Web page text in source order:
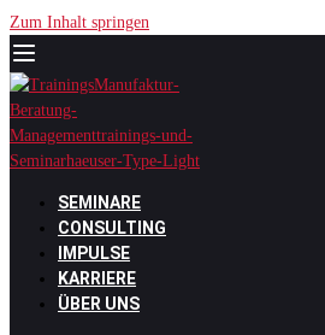
Zum Inhalt springen
SEMINARE
CONSULTING
IMPULSE
KARRIERE
ÜBER UNS